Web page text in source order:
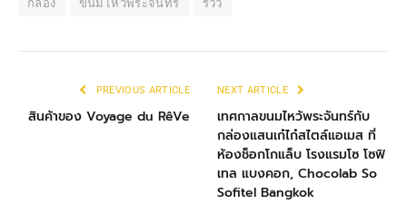
กล่อง ขนมไหว้พระจันทร์ รีวิว
PREVIOUS ARTICLE
สินค้าของ Voyage du RêVe
NEXT ARTICLE
เทศกาลขนมไหว้พระจันทร์กับ
กล่องแสนเก๋ไก๋สไตล์แอเมส ที่
ห้องช็อกโกแล็บ โรงแรมโซ โซฟิ
เทล แบงคอก, Chocolab So
Sofitel Bangkok